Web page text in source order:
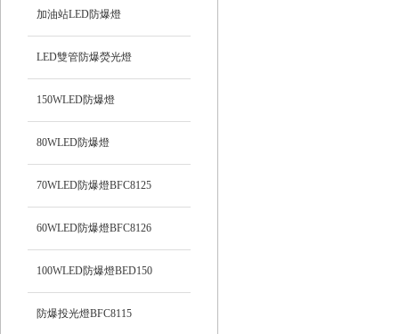
加油站LED防爆燈
LED雙管防爆熒光燈
150WLED防爆燈
80WLED防爆燈
70WLED防爆燈BFC8125
60WLED防爆燈BFC8126
100WLED防爆燈BED150
防爆投光燈BFC8115